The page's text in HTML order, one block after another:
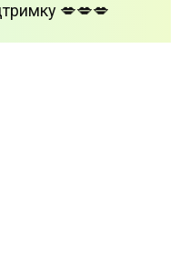
💋💋💋